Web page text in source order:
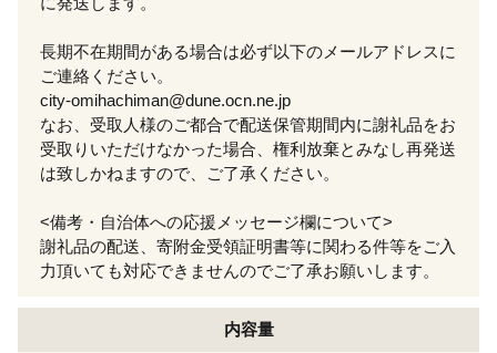
長期不在期間がある場合は必ず以下のメールアドレスに
ご連絡ください。
city-omihachiman@dune.ocn.ne.jp
なお、受取人様のご都合で配送保管期間内に謝礼品をお
受取りいただけなかった場合、権利放棄とみなし再発送
は致しかねますので、ご了承ください。
<備考・自治体への応援メッセージ欄について>
謝礼品の配送、寄附金受領証明書等に関わる件等をご入
力頂いても対応できませんのでご了承お願いします。
内容量